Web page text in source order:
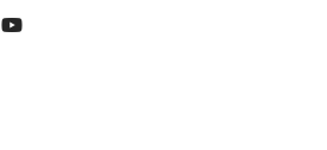
YouTube